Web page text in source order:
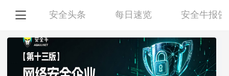
 安全头条 每日速览 安全牛报告